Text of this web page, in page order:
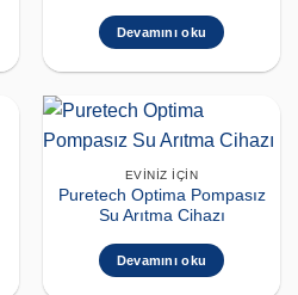
Devamını oku
EVINIZ İÇIN
Puretech Optima Pompasız
Su Arıtma Cihazı
Devamını oku